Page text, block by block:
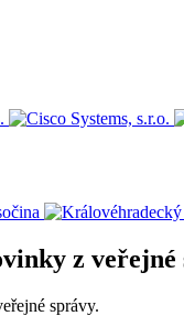
z veřejné
správy.